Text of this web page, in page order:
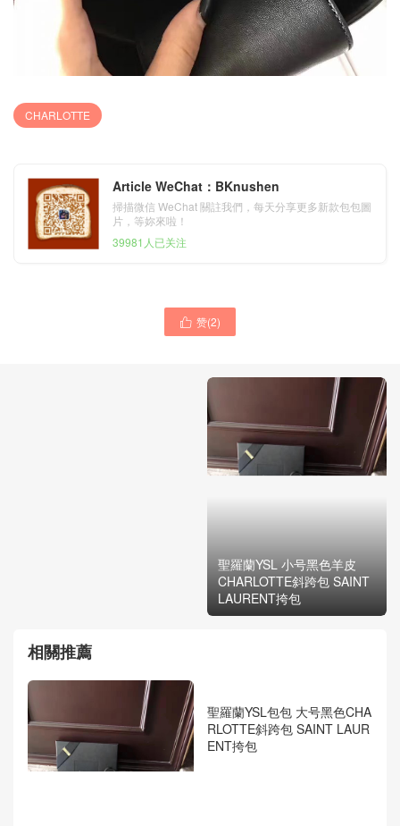
CHARLOTTE
Article WeChat：BKnushen
掃描微信 WeChat 關註我們，每天分享更多新款包包圖
片，等妳來啦！
39981人已关注
 赞(2)
聖羅蘭YSL 小号黑色羊皮
CHARLOTTE斜跨包 SAINT
LAURENT挎包
相關推薦